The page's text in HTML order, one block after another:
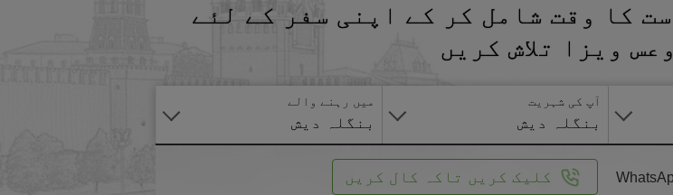
کا وقت شامل کر کے اپنی سفر کے لئے
ویزا تلاش کریں
آپ کی شہریت
بنگلہ دیش
میں رہنے والے
بنگلہ دیش
کلیک کریں تاکہ کال کریں